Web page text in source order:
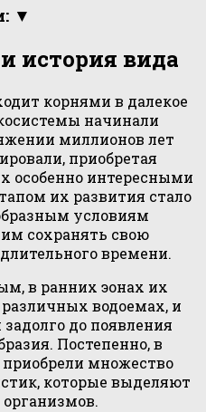
▼
история вида
корнями в далекое
начинали
миллионов лет
приобретая
особенно интересными
их развития стало
условиям
сохранять свою
времени.
в ранних эонах их
водоемах, и
до появления
Постепенно, в
приобрели множество
которые выделяют